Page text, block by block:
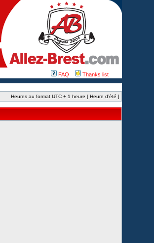
FAQ Thanks list
Heures au format UTC + 1 heure [ Heure d’été ]